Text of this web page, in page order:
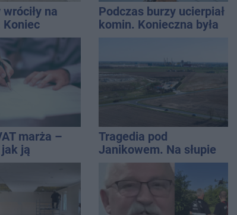
na
Koniec
Podczas burzy ucierpiał
komin. Konieczna była
marża –
ją
jak rozliczyć
Tragedia pod
Janikowem. Na słupie
energetycznym
znaleziono ciało
mężczyzny